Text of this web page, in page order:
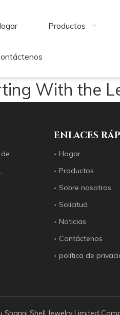
Productos
With the
ENLACES
Hogar
Productos
Sobre nosotros
Solicitud
Noticias
Contáctenos
política de
Shanni Shell Jewelry Limited